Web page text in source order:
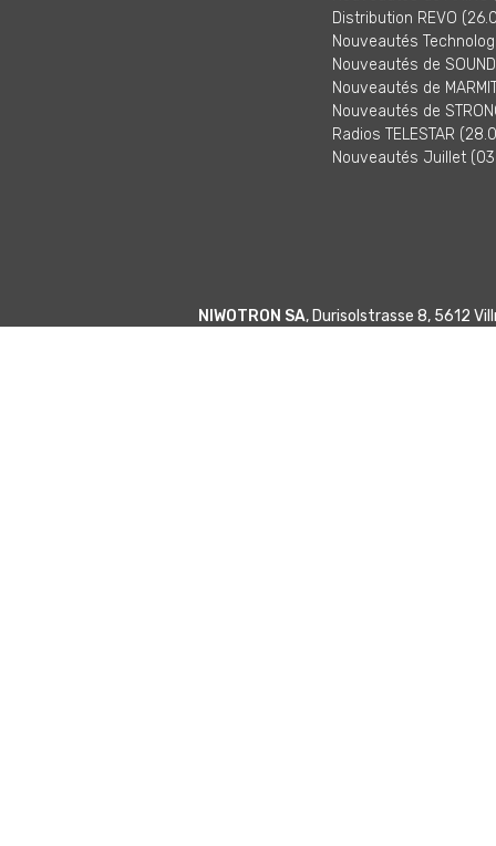
Distribution REVO
Nouveautés
Nouveautés de
Nouveautés de
Nouveautés de
Radios TELESTAR
Nouveautés Juillet
NIWOTRON SA, Durisolstrasse 8, 5612